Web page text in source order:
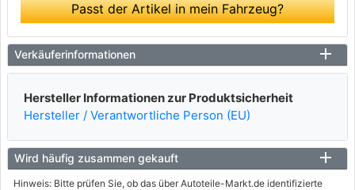
Passt der Artikel in mein Fahrzeug?
Verkäuferinformationen
Hersteller Informationen zur Produktsicherheit
Hersteller / Verantwortliche Person (EU)
Wird häufig zusammen gekauft
Hinweis: Bitte prüfen Sie, ob das über Autoteile-Markt.de identifizierte